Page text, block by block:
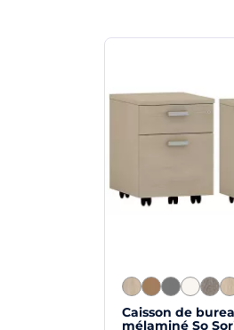
Caisson de
mélaminé So